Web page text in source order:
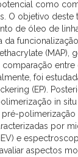
como
O objetivo deste
de óleo de
da
(MAP),
comparação
foi
(EP).
in situ
polimerização
por
e
aspectos